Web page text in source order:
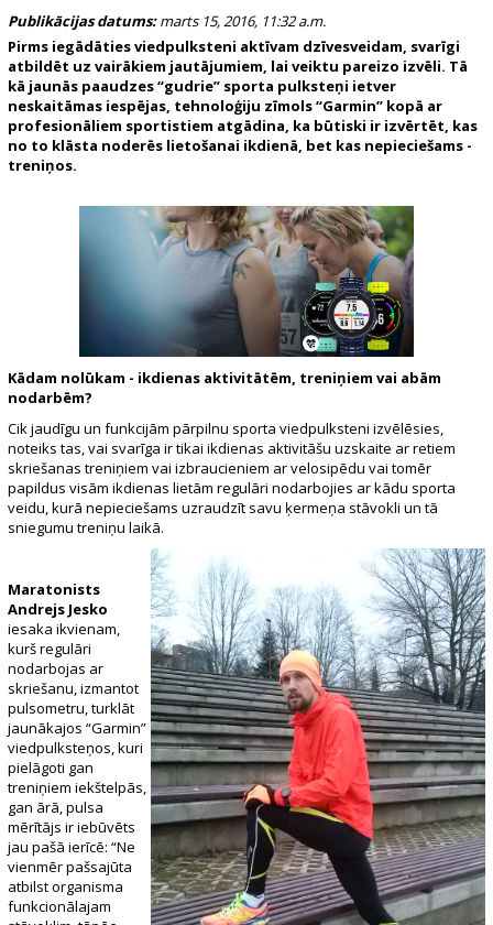
Publikācijas datums:marts 15, 2016, 11:32 a.m.
Pirms iegādāties viedpulksteni aktīvam dzīvesveidam, svarīgi
atbildēt uz vairākiem jautājumiem, lai veiktu pareizo izvēli. Tā
kā jaunās paaudzes “gudrie” sporta pulksteņi ietver
neskaitāmas iespējas, tehnoloģiju zīmols “Garmin” kopā ar
profesionāliem sportistiem atgādina, ka būtiski ir izvērtēt, kas
no to klāsta noderēs lietošanai ikdienā, bet kas nepieciešams -
treniņos.
Kādam nolūkam - ikdienas aktivitātēm, treniņiem vai abām
nodarbēm?
Cik jaudīgu un funkcijām pārpilnu sporta viedpulksteni izvēlēsies,
noteiks tas, vai svarīga ir tikai ikdienas aktivitāšu uzskaite ar retiem
skriešanas treniņiem vai izbraucieniem ar velosipēdu vai tomēr
papildus visām ikdienas lietām regulāri nodarbojies ar kādu sporta
veidu, kurā nepieciešams uzraudzīt savu ķermeņa stāvokli un tā
sniegumu treniņu laikā.
Maratonists
Andrejs Jesko
iesaka ikvienam,
kurš regulāri
nodarbojas ar
skriešanu, izmantot
pulsometru, turklāt
jaunākajos “Garmin”
viedpulksteņos, kuri
pielāgoti gan
treniņiem iekštelpās,
gan ārā, pulsa
mērītājs ir iebūvēts
jau pašā ierīcē: “Ne
vienmēr pašsajūta
atbilst organisma
funkcionālajam